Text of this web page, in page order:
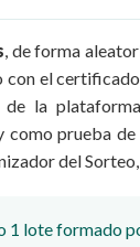
, de forma
el
la
prueba
del
lote formado